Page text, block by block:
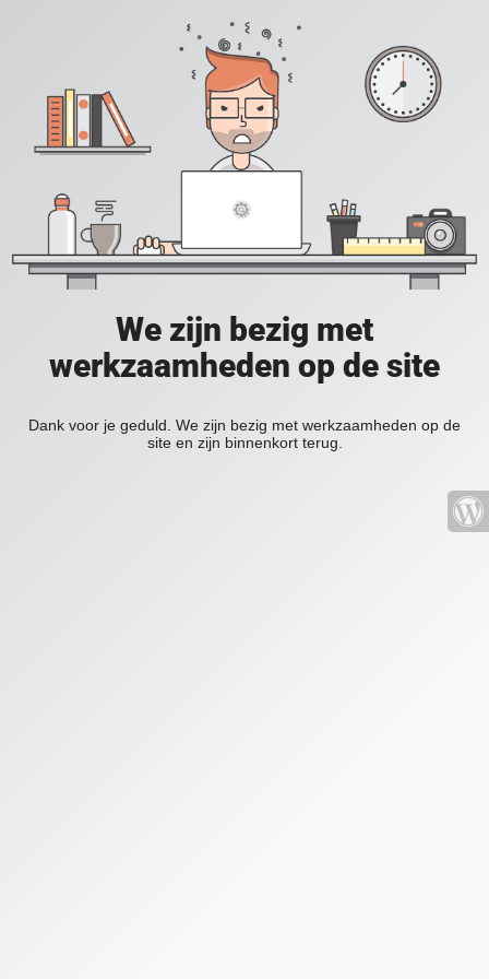
We zijn bezig met
werkzaamheden op de site
Dank voor je geduld. We zijn bezig met werkzaamheden op de
site en zijn binnenkort terug.